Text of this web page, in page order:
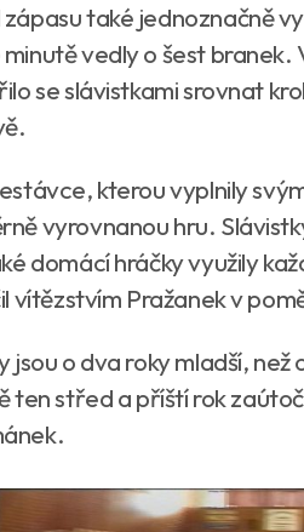
také jednoznačně
vedly o šest branek.
se slávistkami srovnat
kterou vyplnily
vyrovnanou hru.
domácí hráčky využily
vítězstvím Pražanek v
jsou o dva roky mladší,
ten střed a příští rok